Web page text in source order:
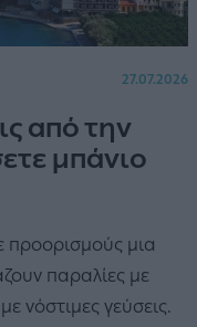
27.07.2026
από την
μπάνιο
προορισμούς μια
παραλίες με
νόστιμες γεύσεις.